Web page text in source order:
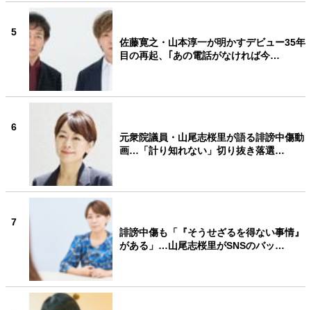
5
佐藤寛之・山本淳一が明かすデビュー35年
目の再起、｢あの電話がなければ今…
6
元衆院議員・山尾志桜里が語る誹謗中傷動
画…「計り知れない」切り抜き落選…
7
誹謗中傷も「『そうせざるを得ない事情』
がある」…山尾志桜里がSNSのバッ…